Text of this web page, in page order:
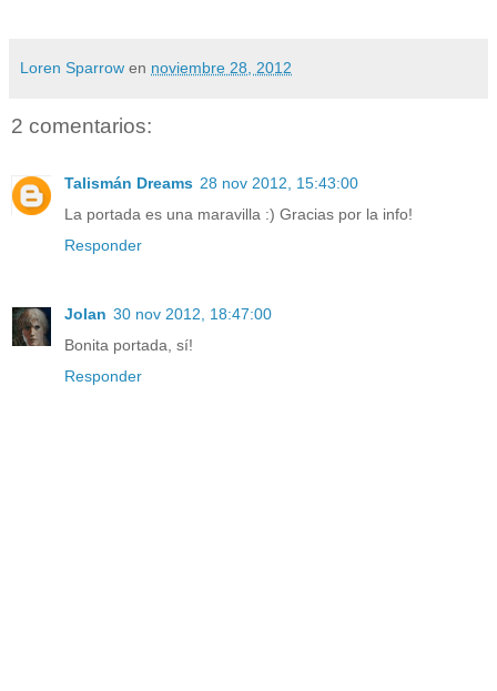
Loren Sparrow en noviembre 28, 2012
2 comentarios:
Talismán Dreams 28 nov 2012, 15:43:00
La portada es una maravilla :) Gracias por la info!
Responder
Jolan 30 nov 2012, 18:47:00
Bonita portada, sí!
Responder